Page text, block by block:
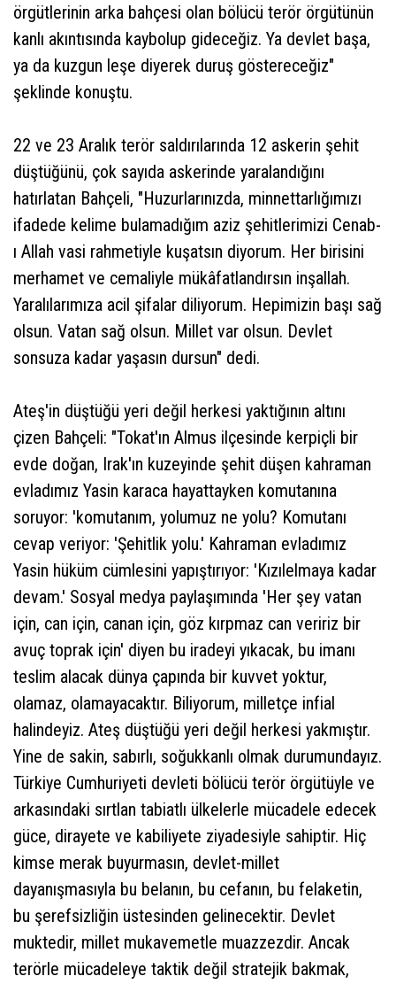
örgütlerinin arka bahçesi olan bölücü terör örgütünün
kanlı akıntısında kaybolup gideceğiz. Ya devlet başa,
ya da kuzgun leşe diyerek duruş göstereceğiz"
şeklinde konuştu.
22 ve 23 Aralık terör saldırılarında 12 askerin şehit
düştüğünü, çok sayıda askerinde yaralandığını
hatırlatan Bahçeli, "Huzurlarınızda, minnettarlığımızı
ifadede kelime bulamadığım aziz şehitlerimizi Cenab-
ı Allah vasi rahmetiyle kuşatsın diyorum. Her birisini
merhamet ve cemaliyle mükâfatlandırsın inşallah.
Yaralılarımıza acil şifalar diliyorum. Hepimizin başı sağ
olsun. Vatan sağ olsun. Millet var olsun. Devlet
sonsuza kadar yaşasın dursun" dedi.
Ateş'in düştüğü yeri değil herkesi yaktığının altını
çizen Bahçeli: "Tokat'ın Almus ilçesinde kerpiçli bir
evde doğan, Irak'ın kuzeyinde şehit düşen kahraman
evladımız Yasin karaca hayattayken komutanına
soruyor: 'komutanım, yolumuz ne yolu? Komutanı
cevap veriyor: 'Şehitlik yolu.' Kahraman evladımız
Yasin hüküm cümlesini yapıştırıyor: 'Kızılelmaya kadar
devam.' Sosyal medya paylaşımında 'Her şey vatan
için, can için, canan için, göz kırpmaz can veririz bir
avuç toprak için' diyen bu iradeyi yıkacak, bu imanı
teslim alacak dünya çapında bir kuvvet yoktur,
olamaz, olamayacaktır. Biliyorum, milletçe infial
halindeyiz. Ateş düştüğü yeri değil herkesi yakmıştır.
Yine de sakin, sabırlı, soğukkanlı olmak durumundayız.
Türkiye Cumhuriyeti devleti bölücü terör örgütüyle ve
arkasındaki sırtlan tabiatlı ülkelerle mücadele edecek
güce, dirayete ve kabiliyete ziyadesiyle sahiptir. Hiç
kimse merak buyurmasın, devlet-millet
dayanışmasıyla bu belanın, bu cefanın, bu felaketin,
bu şerefsizliğin üstesinden gelinecektir. Devlet
muktedir, millet mukavemetle muazzezdir. Ancak
terörle mücadeleye taktik değil stratejik bakmak,